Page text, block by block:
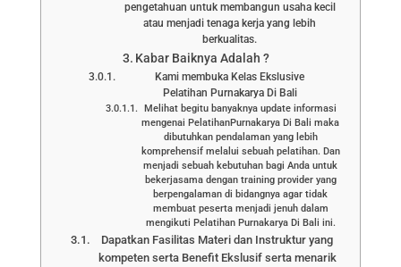
pengetahuan untuk membangun usaha kecil
atau menjadi tenaga kerja yang lebih
berkualitas.
Kabar Baiknya Adalah ?
Kami membuka Kelas Ekslusive
Pelatihan Purnakarya Di Bali
Melihat begitu banyaknya update informasi
mengenai PelatihanPurnakarya Di Bali maka
dibutuhkan pendalaman yang lebih
komprehensif melalui sebuah pelatihan. Dan
menjadi sebuah kebutuhan bagi Anda untuk
bekerjasama dengan training provider yang
berpengalaman di bidangnya agar tidak
membuat peserta menjadi jenuh dalam
mengikuti Pelatihan Purnakarya Di Bali ini.
Dapatkan Fasilitas Materi dan Instruktur yang
kompeten serta Benefit Ekslusif serta menarik